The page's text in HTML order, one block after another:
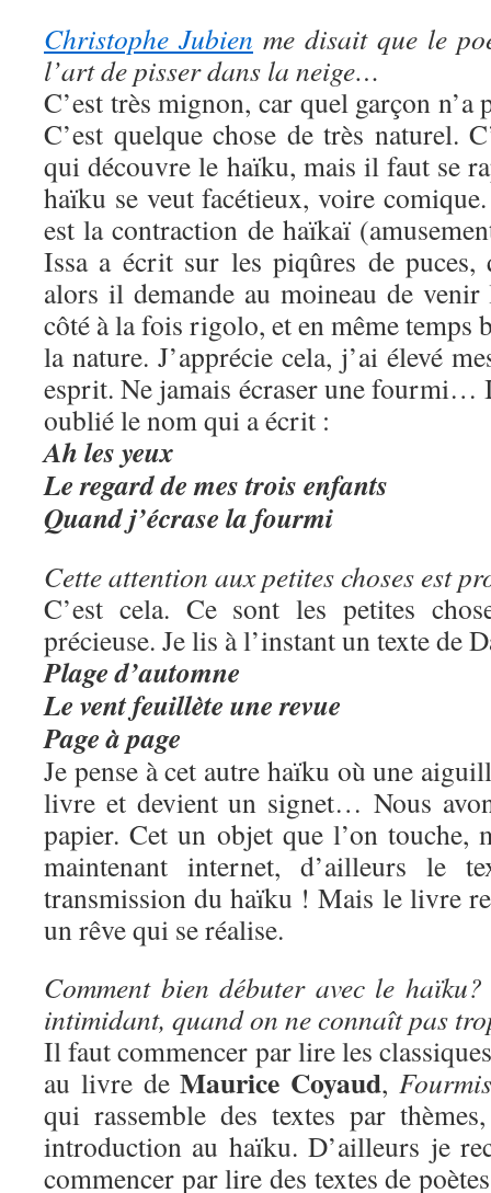
Christophe Jubien me disait que le
l’art de pisser dans la neige…
C’est très mignon, car quel garçon n’a
C’est quelque chose de très naturel.
qui découvre le haïku, mais il faut se
haïku se veut facétieux, voire
est la contraction de haïkaï
Issa a écrit sur les piqûres de puces,
alors il demande au moineau de
côté à la fois rigolo, et en même temps
la nature. J’apprécie cela, j’ai élevé
esprit. Ne jamais écraser une fourmi…
oublié le nom qui a écrit :
Ah les yeux
Le regard de mes trois enfants
Quand j’écrase la fourmi
Cette attention aux petites choses est
C’est cela. Ce sont les petites
précieuse. Je lis à l’instant un texte de
Plage d’automne
Le vent feuillète une revue
Page à page
Je pense à cet autre haïku où une
livre et devient un signet… Nous
papier. Cet un objet que l’on touche,
maintenant internet, d’ailleurs le
transmission du haïku ! Mais le livre
un rêve qui se réalise.
Comment bien débuter avec le
intimidant, quand on ne connaît pas
Il faut commencer par lire les
au livre deMaurice Coyaud,
qui rassemble des textes par
introduction au haïku. D’ailleurs je
commencer par lire des textes de